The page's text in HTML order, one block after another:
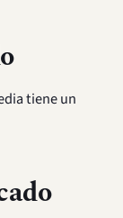
tiene un